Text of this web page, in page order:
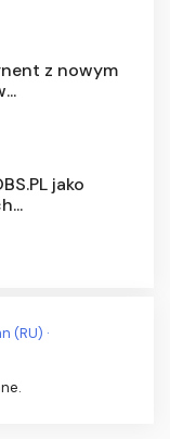
z nowym
jako
(RU) ·